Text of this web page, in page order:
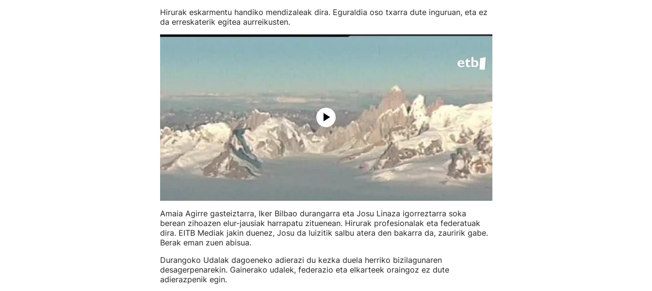
Hirurak eskarmentu handiko mendizaleak dira. Eguraldia oso txarra dute inguruan, eta ez
da erreskaterik egitea aurreikusten.
Amaia Agirre gasteiztarra, Iker Bilbao durangarra eta Josu Linaza igorreztarra soka
berean zihoazen elur-jausiak harrapatu zituenean. Hirurak profesionalak eta federatuak
dira. EITB Mediak jakin duenez, Josu da luizitik salbu atera den bakarra da, zauririk gabe.
Berak eman zuen abisua.
Durangoko Udalak dagoeneko adierazi du kezka duela herriko bizilagunaren
desagerpenarekin. Gainerako udalek, federazio eta elkarteek oraingoz ez dute
adierazpenik egin.